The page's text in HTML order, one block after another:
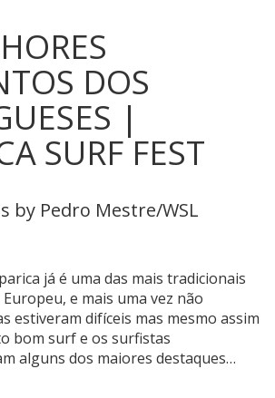
DOS
|
SURF FEST
by Pedro Mestre/WSL
já é uma das mais tradicionais
e mais uma vez não
estiveram difíceis mas mesmo assim
bom surf e os surfistas
alguns dos maiores destaques…